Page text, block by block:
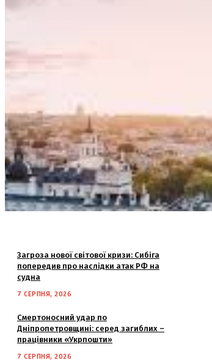
Загроза нової світової кризи: Сибіга
попередив про наслідки атак РФ на
судна
7 СЕРПНЯ, 2026
Смертоносний удар по
Дніпропетровщині: серед загиблих –
працівники «Укрпошти»
7 СЕРПНЯ, 2026